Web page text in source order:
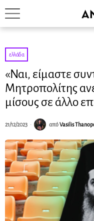
ελλάδα
«Ναι, είμαστε
Μητροπολίτης
μίσους σε άλλο
21/12/2023 απόVasilis